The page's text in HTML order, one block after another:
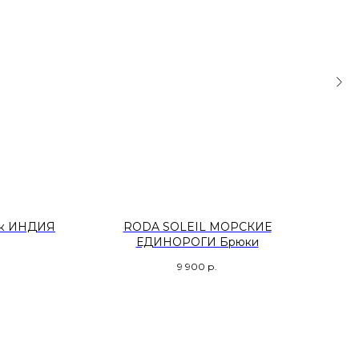
ИНДИЯ
RODA SOLEIL МОРСКИЕ
ЕДИНОРОГИ Брюки
9 900 р.